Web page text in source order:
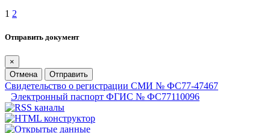
1 2
Отправить документ
×
Отмена
Отправить
Свидетельство о регистрации СМИ № ФС77-47467
Электронный паспорт ФГИС № ФС77110096